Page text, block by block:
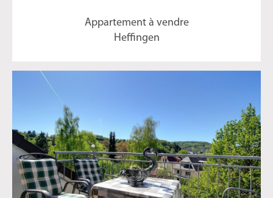
Appartement à vendre
Heffingen